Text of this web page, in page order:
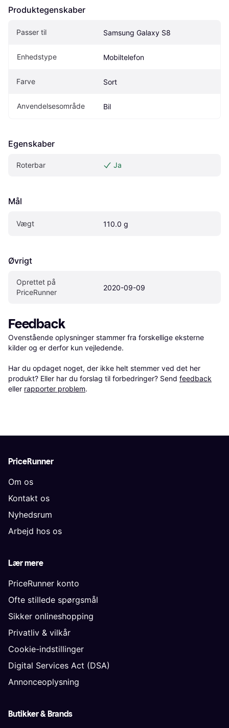
Produktegenskaber
Passer til Samsung Galaxy S8
Enhedstype Mobiltelefon
Farve Sort
Anvendelsesområde Bil
Egenskaber
Roterbar Ja
Mål
Vægt 110.0 g
Øvrigt
Oprettet på
PriceRunner
2020-09-09
Feedback
Ovenstående oplysninger stammer fra forskellige eksterne
kilder og er derfor kun vejledende.
Har du opdaget noget, der ikke helt stemmer ved det her
produkt? Eller har du forslag til forbedringer? Send feedback
eller rapporter problem.
PriceRunner
Om os
Kontakt os
Nyhedsrum
Arbejd hos os
Lær mere
PriceRunner konto
Ofte stillede spørgsmål
Sikker onlineshopping
Privatliv & vilkår
Cookie-indstillinger
Digital Services Act (DSA)
Annonceoplysning
Butikker & Brands